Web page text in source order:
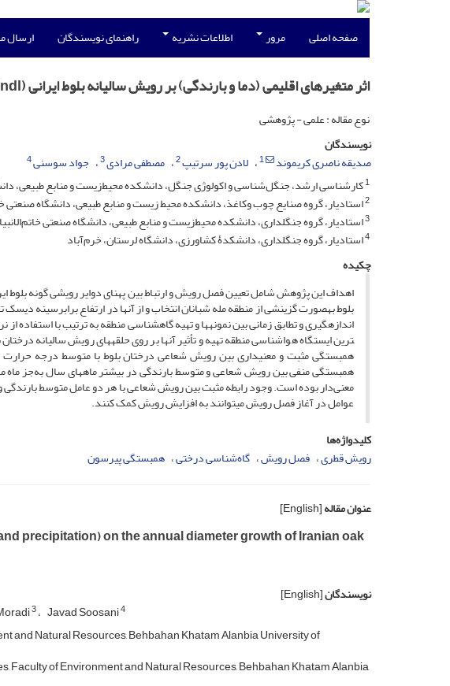
صفحه اصلی مرور اطلاعات نشریه راهنمای نویسندگان ارسال
اثر متغیرهای اقلیمی (دما و بارندگی) بر رویش سالیانه بلوط ایرانی (Quercus brantti Lindl)
نوع مقاله : علمی - پژوهشی
نویسندگان
صدیقه ناصری کریموند
1 لادن پور سرتیپ2 مصطفی مرادی3 جواد سوسنی4
1کارشناسی ارشد، جنگل‌شناسی و اکولوژی جنگل، دانشکده محیط‌زیست و منابع طبیعی،
2استادیار، گروه صنایع چوب وکاغذ، دانشکده محیط زیست و منابع طبیعی، دانشگاه صنعتی
3استادیار، گروه جنگلداری، دانشکده محیط‌زیست و منابع طبیعی، دانشگاه صنعتی
4استادیار، گروه جنگلداری، دانشکدۀ کشاورزی، دانشگاه لرستان، خرم‌آباد
چکیده
ترین ایستگاه هواشناسی منطقه تهیه و تأثیر آنها بر روی حلقه­های رویش سالیانه
همبستگی مثبت و معنی­داری بین رویش شعاعی درختان بلوط با متوسط درجه
همبستگی منفی بین رویش شعاعی و متوسط بارندگی در بیشتر ماه­های سال به‌جز
معنی‌دار بوده است. وجود رابطه مثبت بین رویش شعاعی با هر دو عامل متوسط
عوامل در آغاز فصل رویش می­­توانند به افزایش رویش کمک کنند.
کلیدواژه‌ها
رویش قطری فصل رویش گاه‌شناسی درختی همبستگی پیرسون
عنوان مقاله[English]
precipitation) on the annual diameter growth of Iranian oak
نویسندگان[English]
3 Javad Soosani4
and Natural Resources, Behbahan Khatam Alanbia University of
Faculty of Environment and Natural Resources, Behbahan Khatam Alanbia